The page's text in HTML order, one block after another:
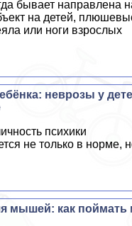
бывает направлена
на детей,
или ноги взрослых
неврозы у
психики
не только в норме,
мышей: как